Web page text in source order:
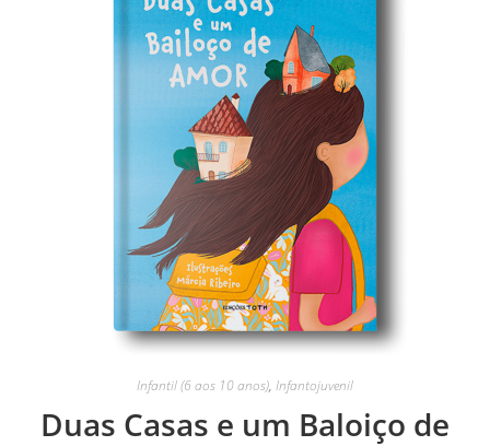
Infantil (6 aos 10 anos), Infantojuvenil
Duas Casas e um Baloiço de